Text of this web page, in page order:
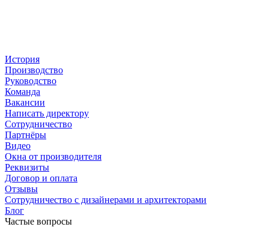
История
Производство
Руководство
Команда
Вакансии
Написать директору
Сотрудничество
Партнёры
Видео
Окна от производителя
Реквизиты
Договор и оплата
Отзывы
Сотрудничество с дизайнерами и архитекторами
Блог
Частые вопросы